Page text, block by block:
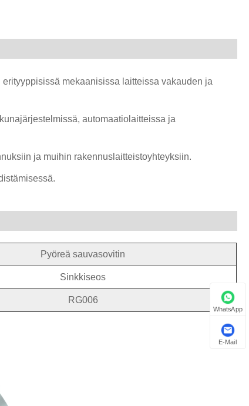
mekaanisissa laitteissa vakauden ja
automaatiolaitteissa ja
ja muihin rakennuslaitteistoyhteyksiin.
Pyöreä sauvasovitin
Sinkkiseos
RG006
WhatsApp
E-Mail